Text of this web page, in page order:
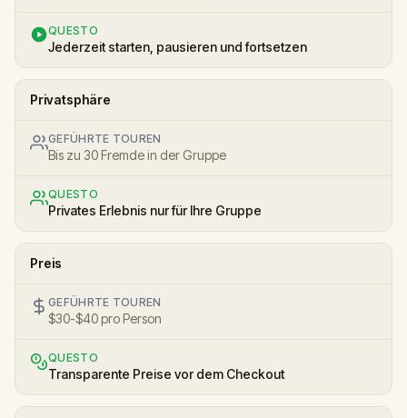
QUESTO
Jederzeit starten, pausieren und fortsetzen
Privatsphäre
GEFÜHRTE TOUREN
Bis zu 30 Fremde in der Gruppe
QUESTO
Privates Erlebnis nur für Ihre Gruppe
Preis
GEFÜHRTE TOUREN
$30-$40 pro Person
QUESTO
Transparente Preise vor dem Checkout